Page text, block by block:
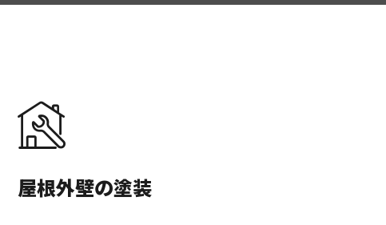
屋根外壁の塗装